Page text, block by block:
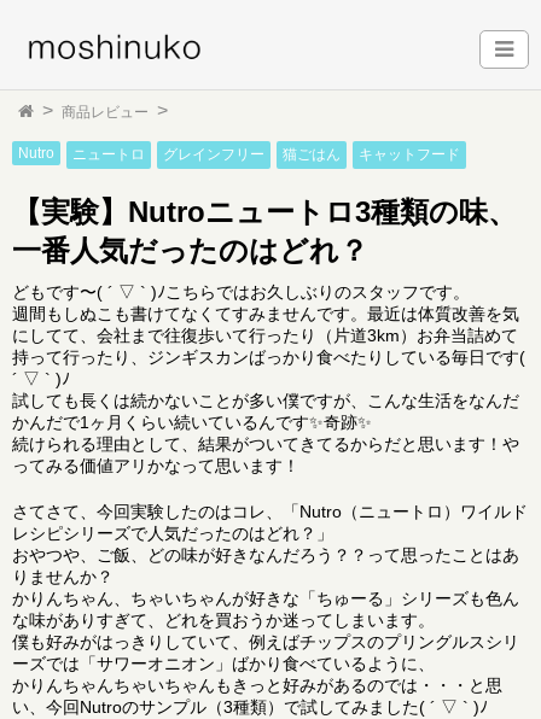
商品レビュー
Nutro ニュートロ グレインフリー 猫ごはん キャットフード
【実験】Nutroニュートロ3種類の味、
一番人気だったのはどれ？
どもです〜( ´ ▽ ` )ﾉこちらではお久しぶりのスタッフです。
週間もしぬこも書けてなくてすみませんです。最近は体質改善を気
にしてて、会社まで往復歩いて行ったり（片道3km）お弁当詰めて
持って行ったり、ジンギスカンばっかり食べたりしている毎日です(
´ ▽ ` )ﾉ
試しても長くは続かないことが多い僕ですが、こんな生活をなんだ
かんだで1ヶ月くらい続いているんです✨奇跡✨
続けられる理由として、結果がついてきてるからだと思います！や
ってみる価値アリかなって思います！
さてさて、今回実験したのはコレ、「Nutro（ニュートロ）ワイルド
レシピシリーズで人気だったのはどれ？」
おやつや、ご飯、どの味が好きなんだろう？？って思ったことはあ
りませんか？
かりんちゃん、ちゃいちゃんが好きな「ちゅーる」シリーズも色ん
な味がありすぎて、どれを買おうか迷ってしまいます。
僕も好みがはっきりしていて、例えばチップスのプリングルスシリ
ーズでは「サワーオニオン」ばかり食べているように、
かりんちゃんちゃいちゃんもきっと好みがあるのでは・・・と思
い、今回Nutroのサンプル（3種類）で試してみました( ´ ▽ ` )ﾉ